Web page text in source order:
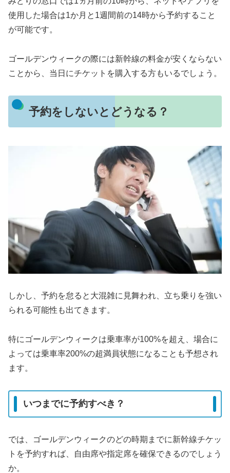
使用した場合は1か月と1週間前の14時から予約すること
が可能です。
ゴールデンウィークの際には新幹線の料金が安くならない
ことから、当日にチケットを購入する方もいるでしょう。
予約をしないとどうなる？
しかし、予約を怠ると大混雑に見舞われ、立ち乗りを強い
られる可能性も出てきます。
特にゴールデンウィークは乗車率が100%を超え、場合に
よっては乗車率200%の超満員状態になることも予想され
ます。
いつまでに予約すべき？
では、ゴールデンウィークのどの時期までに新幹線チケッ
トを予約すれば、自由席や指定席を確保できるのでしょう
か。